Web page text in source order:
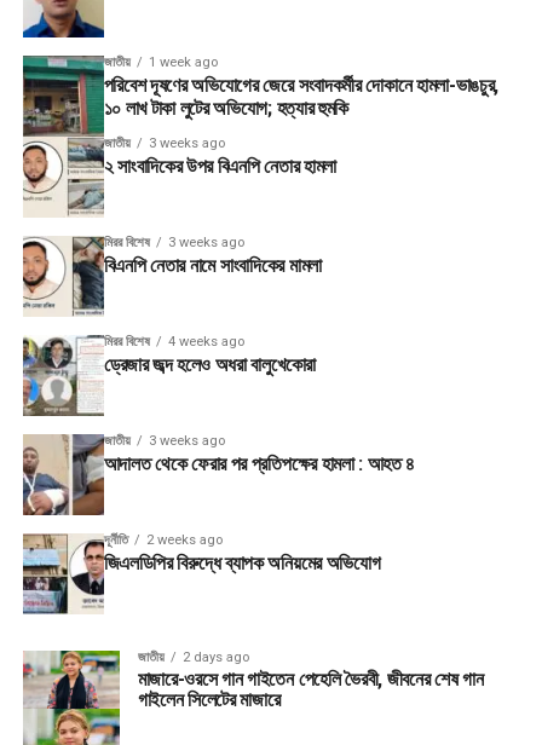
জাতীয় 1 week ago
পরিবেশ দূষণের অভিযোগের জেরে সংবাদকর্মীর দোকানে হামলা-ভাঙচুর,
১০ লাখ টাকা লুটের অভিযোগ; হত্যার হুমকি
জাতীয় 3 weeks ago
২ সাংবাদিকের উপর বিএনপি নেতার হামলা
মিরর বিশেষ 3 weeks ago
বিএনপি নেতার নামে সাংবাদিকের মামলা
মিরর বিশেষ 4 weeks ago
ড্রেজার জব্দ হলেও অধরা বালুখেকোরা
জাতীয় 3 weeks ago
আদালত থেকে ফেরার পর প্রতিপক্ষের হামলা : আহত ৪
দূর্নীতি 2 weeks ago
জিএলডিপির বিরুদ্ধে ব্যাপক অনিয়মের অভিযোগ
জাতীয় 2 days ago
মাজারে-ওরসে গান গাইতেন পেহেলি ভৈরবী, জীবনের শেষ গান
গাইলেন সিলেটের মাজারে